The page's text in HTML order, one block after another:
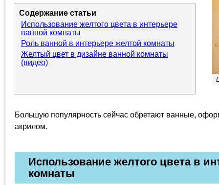
Содержание статьи
Использование желтого цвета в интерьере
ванной комнаты
Роль ванной в интерьере желтой комнаты
Желтый цвет в дизайне ванной комнаты
(видео)
Большую популярность сейчас обретают ванные,
акрилом.
Использование желтого цвета в
комнаты